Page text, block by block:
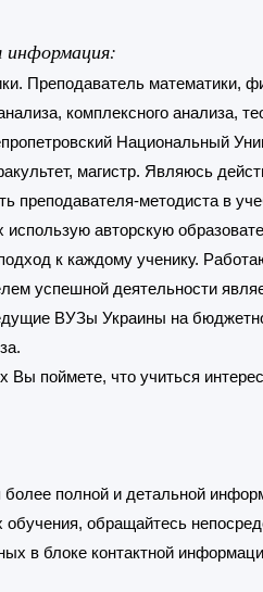
информация:
Преподаватель математики,
комплексного анализа,
Национальный
магистр. Являюсь
преподавателя-методиста в
использую авторскую
к каждому ученику.
успешной деятельности
ВУЗы Украины на
Вы поймете, что учиться
более полной и детальной
обучения, обращайтесь
в блоке контактной